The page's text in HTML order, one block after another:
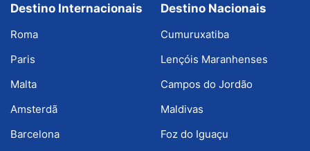
Destino Internacionais
Roma
Paris
Malta
Amsterdã
Barcelona
Destino Nacionais
Cumuruxatiba
Lençóis Maranhenses
Campos do Jordão
Maldivas
Foz do Iguaçu